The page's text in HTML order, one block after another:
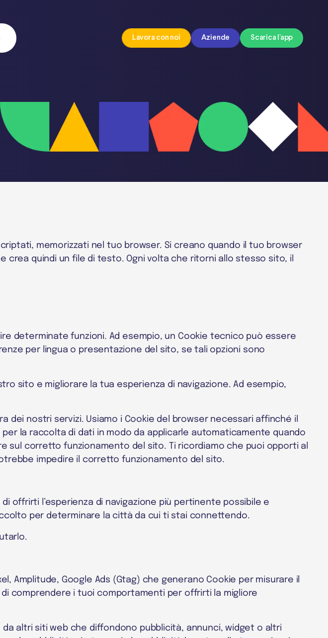
Lavora con noi Aziende Scarica l'app
memorizzati nel tuo browser. Si creano quando il tuo browser
quindi un file di testo. Ogni volta che ritorni allo stesso sito, il
determinate funzioni. Ad esempio, un Cookie tecnico può essere
per lingua o presentazione del sito, se tali opzioni sono
sito e migliorare la tua esperienza di navigazione. Ad esempio,
dei nostri servizi. Usiamo i Cookie del browser necessari affinché il
la raccolta di dati in modo da applicarle automaticamente quando
sul corretto funzionamento del sito. Ti ricordiamo che puoi opporti al
impedire il corretto funzionamento del sito.
offrirti l’esperienza di navigazione più pertinente possibile e
per determinare la città da cui ti stai connettendo.
Amplitude, Google Ads (Gtag) che generano Cookie per misurare il
comprendere i tuoi comportamenti per offrirti la migliore
altri siti web che diffondono pubblicità, annunci, widget o altri